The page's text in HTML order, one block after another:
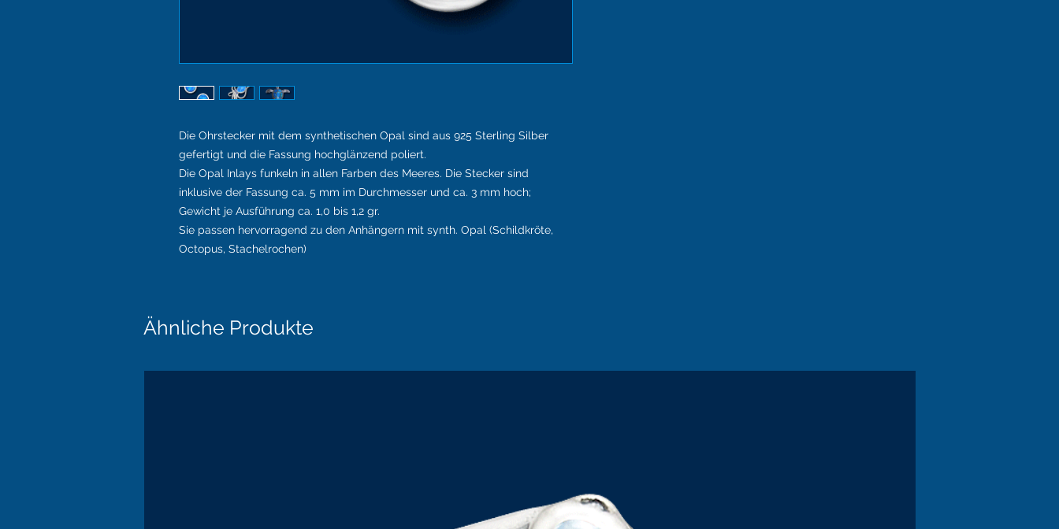
Die Ohrstecker mit dem synthetischen Opal sind aus 925 Sterling Silber
gefertigt und die Fassung hochglänzend poliert.
Die Opal Inlays funkeln in allen Farben des Meeres. Die Stecker sind
inklusive der Fassung ca. 5 mm im Durchmesser und ca. 3 mm hoch;
Gewicht je Ausführung ca. 1,0 bis 1,2 gr.
Sie passen hervorragend zu den Anhängern mit synth. Opal (Schildkröte,
Octopus, Stachelrochen)
Ähnliche Produkte